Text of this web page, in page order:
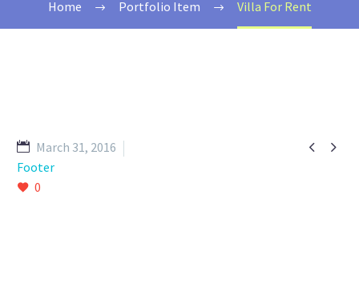
Home Portfolio Item Villa For Rent
 
March 31, 2016
Footer
0